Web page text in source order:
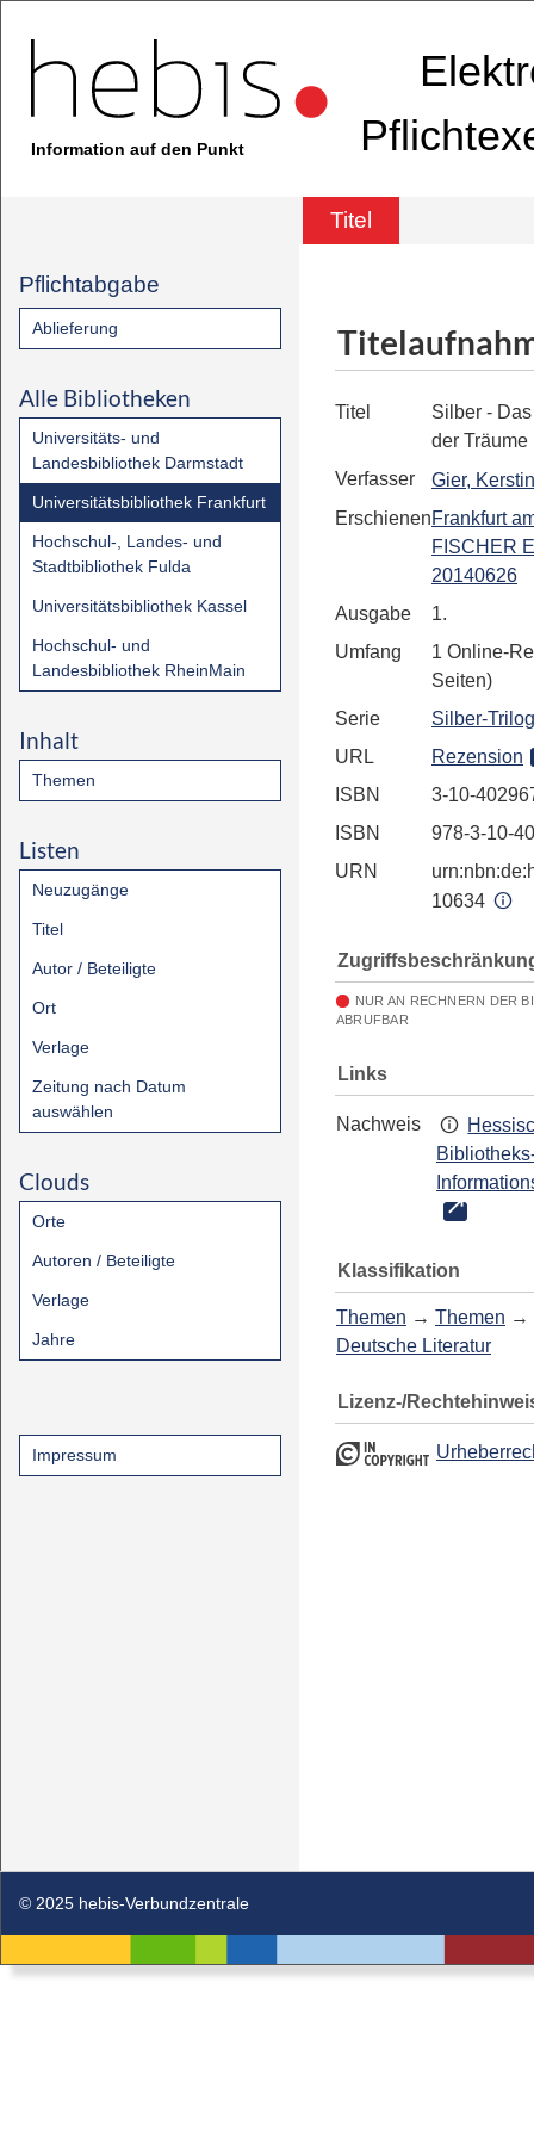
Information auf den Punkt
Titel
Pflichtabgabe
Ablieferung
Alle Bibliotheken
Universitäts- und
Landesbibliothek Darmstadt
Universitätsbibliothek Frankfurt
Hochschul-, Landes- und
Stadtbibliothek Fulda
Universitätsbibliothek Kassel
Hochschul- und
Landesbibliothek RheinMain
Inhalt
Themen
Listen
Neuzugänge
Titel
Autor / Beteiligte
Ort
Verlage
Zeitung nach Datum
auswählen
Clouds
Orte
Autoren / Beteiligte
Verlage
Jahre
Impressum
Titel
Silber -
der Träume
Verfasser
Gier, Kerstin
ErschienenFrankfurt
FISCHER
20140626
Ausgabe
1.
Umfang
1 Online-
Seiten)
Serie
Silber-
URL
Rezension
ISBN
3-10-
ISBN
978-3-10-
URN
10634
NUR AN RECHNERN DER
ABRUFBAR
Links
Nachweis
Klassifikation
Themen → Themen →
Deutsche Literatur
Lizenz-/
© 2025 hebis-Verbundzentrale